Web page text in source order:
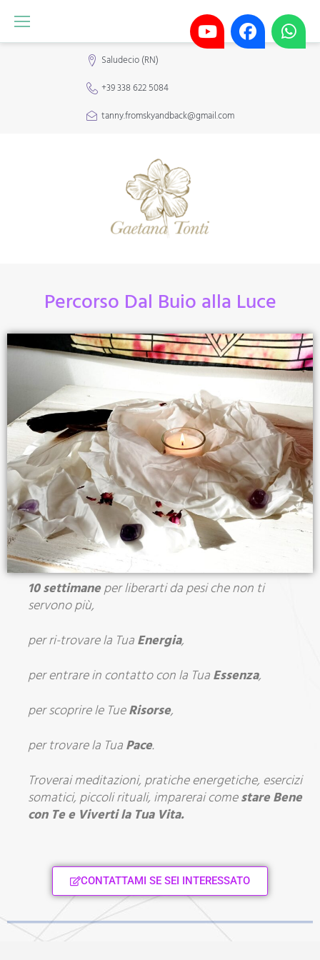
Saludecio (RN)
+39 338 622 5084
tanny.fromskyandback@gmail.com
Percorso Dal Buio alla Luce
10 settimaneper liberarti da pesi che non ti
servono più,
per ri-trovare la TuaEnergia,
per entrare in contatto con la TuaEssenza,
per scoprire le TueRisorse,
per trovare la TuaPace.
Troverai meditazioni, pratiche energetiche, esercizi
somatici, piccoli rituali, imparerai comestare Bene
con Te e Viverti la Tua Vita.
CONTATTAMI SE SEI INTERESSATO